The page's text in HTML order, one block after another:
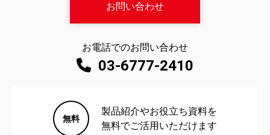
お問い合わせ
お電話でのお問い合わせ
03-6777-2410
製品紹介やお役立ち資料を
無料でご活用いただけます